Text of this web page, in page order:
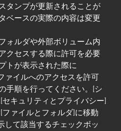
タンプが更新されることが
ベースの実際の内容は変更
ォルダや外部ボリューム内
クセスする際に許可を必要
トが表示された際に
ァイルへのアクセスを許可
手順を行ってください。[シ
セキュリティとプライバシー]
ファイルとフォルダ]に移動
して該当するチェックボッ